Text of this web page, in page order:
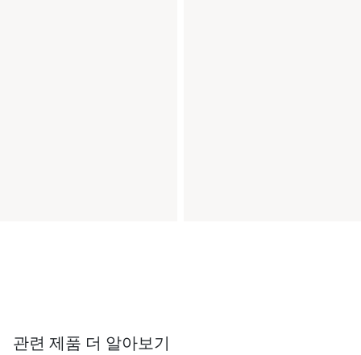
관련 제품 더 알아보기